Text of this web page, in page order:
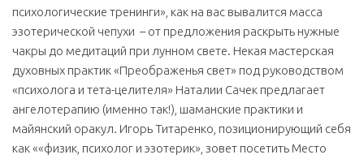
психологические тренинги», как на вас вывалится масса
эзотерической чепухи – от предложения раскрыть нужные
чакры до медитаций при лунном свете. Некая мастерская
духовных практик «Преображенья свет» под руководством
«психолога и тета-целителя» Наталии Сачек предлагает
ангелотерапию (именно так!), шаманские практики и
майянский оракул. Игорь Титаренко, позиционирующий себя
как ««физик, психолог и эзотерик», зовет посетить Место